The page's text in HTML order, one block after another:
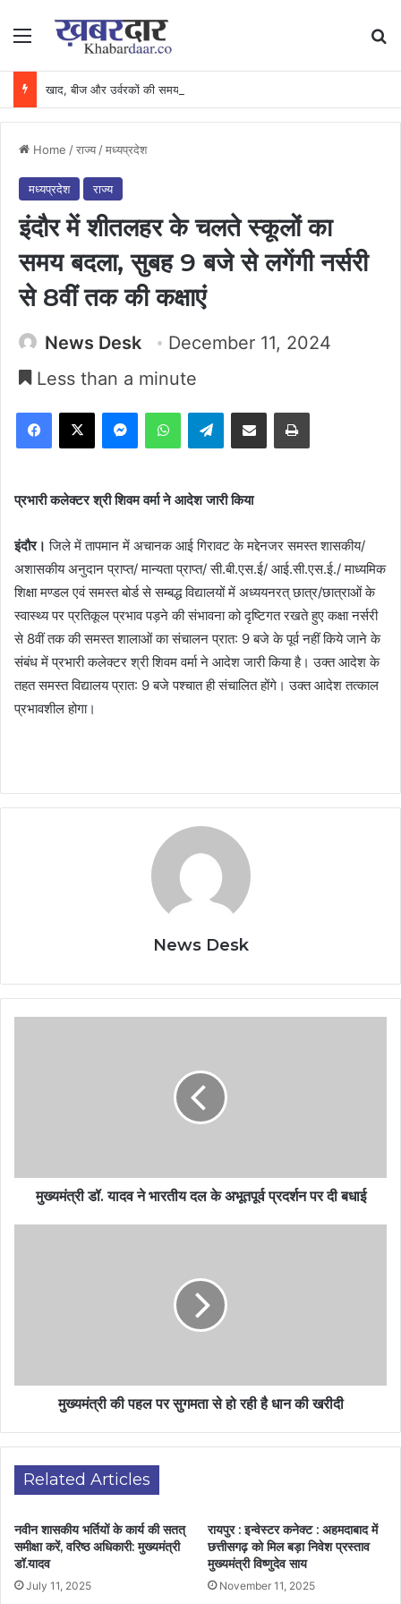
Menu
Home /राज्य /मध्यप्रदेश
मध्यप्रदेश राज्य
इंदौर में शीतलहर के चलते स्कूलों का
समय बदला, सुबह 9 बजे से लगेंगी नर्सरी
से 8वीं तक की कक्षाएं
News Desk
December 11, 2024
Less than a minute
Facebook
X MessengerWhatsAppTelegramShare via Email Print
प्रभारी कलेक्टर श्री शिवम वर्मा ने आदेश जारी किया
इंदौर। जिले में तापमान में अचानक आई गिरावट के मद्देनजर समस्त शासकीय/
अशासकीय अनुदान प्राप्त/ मान्यता प्राप्त/ सी.बी.एस.ई/ आई.सी.एस.ई./ माध्यमिक
शिक्षा मण्डल एवं समस्त बोर्ड से सम्बद्ध विद्यालयों में अध्ययनरत् छात्र/छात्राओं के
स्वास्थ्य पर प्रतिकूल प्रभाव पड़ने की संभावना को दृष्टिगत रखते हुए कक्षा नर्सरी
से 8वीं तक की समस्त शालाओं का संचालन प्रात: 9 बजे के पूर्व नहीं किये जाने के
संबंध में प्रभारी कलेक्टर श्री शिवम वर्मा ने आदेश जारी किया है। उक्त आदेश के
तहत समस्त विद्यालय प्रात: 9 बजे पश्चात ही संचालित होंगे। उक्त आदेश तत्काल
प्रभावशील होगा।
News Desk
मुख्यमंत्री डॉ. यादव ने भारतीय दल के अभूतपूर्व प्रदर्शन पर दी बधाई
मुख्यमंत्री की पहल पर सुगमता से हो रही है धान की खरीदी
Related Articles
नवीन शासकीय भर्तियों के कार्य की सतत्
समीक्षा करें, वरिष्ठ अधिकारी: मुख्यमंत्री
डॉ.यादव
July 11, 2025
रायपुर : इन्वेस्टर कनेक्ट : अहमदाबाद में
छत्तीसगढ़ को मिल बड़ा निवेश प्रस्ताव
मुख्यमंत्री विष्णुदेव साय
November 11, 2025